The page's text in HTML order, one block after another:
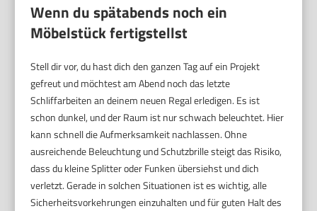
Wenn du spätabends noch ein
Möbelstück fertigstellst
Stell dir vor, du hast dich den ganzen Tag auf ein Projekt
gefreut und möchtest am Abend noch das letzte
Schliffarbeiten an deinem neuen Regal erledigen. Es ist
schon dunkel, und der Raum ist nur schwach beleuchtet. Hier
kann schnell die Aufmerksamkeit nachlassen. Ohne
ausreichende Beleuchtung und Schutzbrille steigt das Risiko,
dass du kleine Splitter oder Funken übersiehst und dich
verletzt. Gerade in solchen Situationen ist es wichtig, alle
Sicherheitsvorkehrungen einzuhalten und für guten Halt des